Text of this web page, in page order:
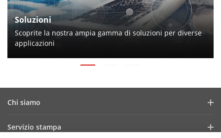
Soluzioni
Scoprite la nostra ampia gamma di soluzioni per diverse
applicazioni
Chi siamo
Servizio stampa